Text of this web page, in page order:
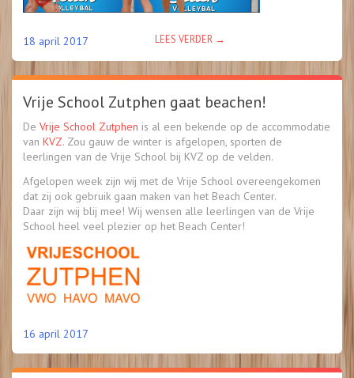
LEES VERDER “EREDIVISIE
DE
GROENMARKT!”
→
18 april 2017
Vrije School Zutphen gaat beachen!
De Vrije School Zutphen is al een bekende op de accommodatie
van KVZ. Zou gauw de winter is afgelopen, sporten de
leerlingen van de Vrije School bij KVZ op de velden.
Afgelopen week zijn wij met de Vrije School overeengekomen
dat zij ook gebruik gaan maken van het Beach Center.
Daar zijn wij blij mee! Wij wensen alle leerlingen van de Vrije
School heel veel plezier op het Beach Center!
16 april 2017